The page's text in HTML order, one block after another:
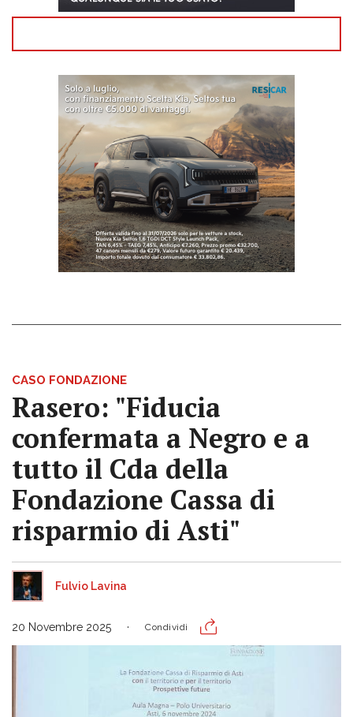
CASO FONDAZIONE
Rasero: "Fiducia
confermata a Negro e a
tutto il Cda della
Fondazione Cassa di
risparmio di Asti"
Fulvio Lavina
20 Novembre 2025 Condividi